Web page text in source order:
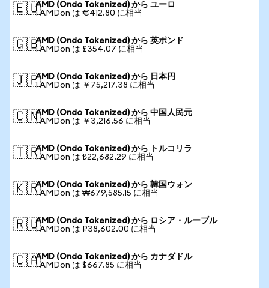
🇪🇺AMD (Ondo Tokenized) から ユーロ
1 AMDon は €412.80 に相当
🇬🇧AMD (Ondo Tokenized) から 英ポンド
1 AMDon は £354.07 に相当
🇯🇵AMD (Ondo Tokenized) から 日本円
1 AMDon は ￥75,217.38 に相当
🇨🇳AMD (Ondo Tokenized) から 中国人民元
1 AMDon は ￥3,216.56 に相当
🇹🇷AMD (Ondo Tokenized) から トルコリラ
1 AMDon は ₺22,682.29 に相当
🇰🇷AMD (Ondo Tokenized) から 韓国ウォン
1 AMDon は ₩679,585.15 に相当
🇷🇺AMD (Ondo Tokenized) から ロシア・ルーブル
1 AMDon は ₽38,602.00 に相当
🇨🇦AMD (Ondo Tokenized) から カナダドル
1 AMDon は $667.85 に相当